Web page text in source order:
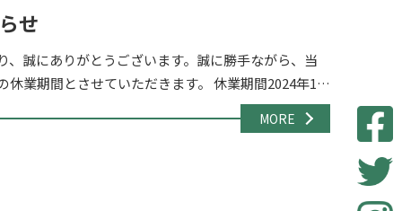
せ
、誠にありがとうございます。誠に勝手ながら、当
休業期間とさせていただきます。 休業期間2024年12
MORE